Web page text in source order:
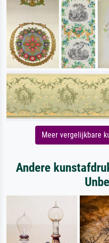
Meer vergelijkbare
Andere